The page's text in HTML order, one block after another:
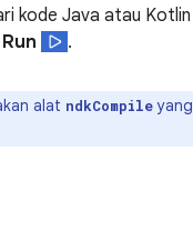
kode Java atau Kotlin
Run .
alat ndkCompile